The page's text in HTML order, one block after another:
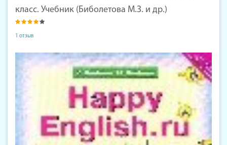
класс. Учебник (Биболетова М.З. и др.)
1 отзыв